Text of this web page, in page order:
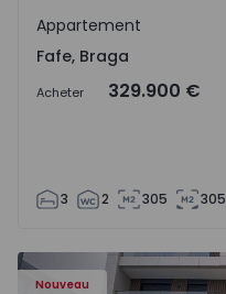
Fafe, Braga
Appartement
Fafe, Braga
Acheter 329.900 €
3 2 305 305
Nouveau